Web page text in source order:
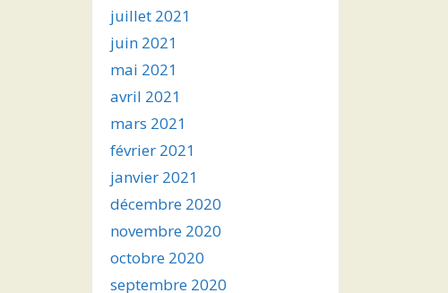
juillet 2021
juin 2021
mai 2021
avril 2021
mars 2021
février 2021
janvier 2021
décembre 2020
novembre 2020
octobre 2020
septembre 2020